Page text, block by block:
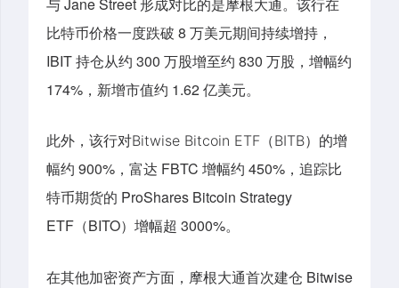
比特币价格一度跌破 8 万美元期间持续增持，
IBIT 持仓从约 300 万股增至约 830 万股，增幅约
174%，新增市值约 1.62 亿美元。
此外 ， 该行对Bitwise Bitcoin ETF（BITB） 的增
幅约 900%，富达 FBTC 增幅约 450%，追踪比
特币期货的 ProShares Bitcoin Strategy
ETF（BITO）增幅超 3000%。
在其他加密资产方面，摩根大通首次建仓 Bitwise